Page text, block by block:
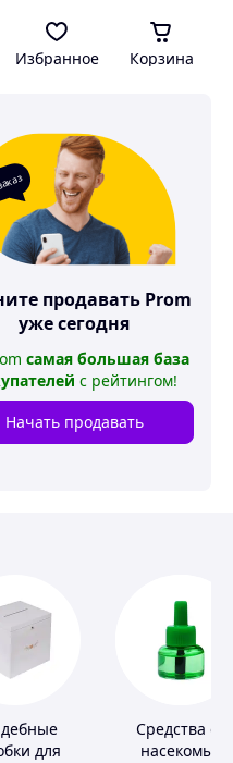
Избранное Корзина
продавать Prom
уже сегодня
самая большая база
с рейтингом!
Начать продавать
для
Средства от
насекомых